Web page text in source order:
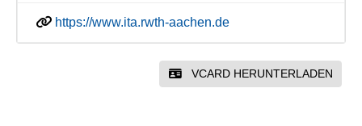
https://www.ita.rwth-aachen.de
VCARD HERUNTERLADEN